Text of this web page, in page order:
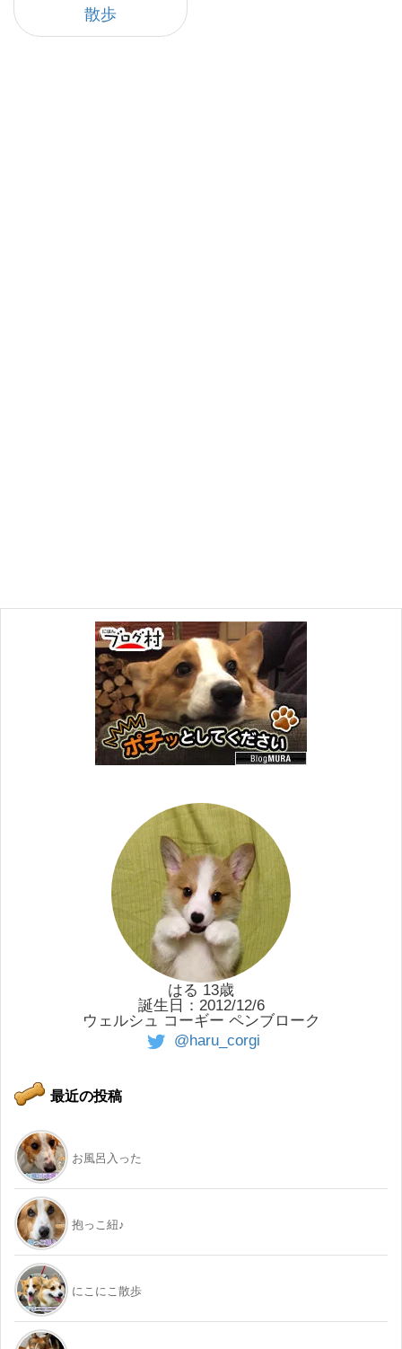
散歩
はる 13歳
誕生日：2012/12/6
ウェルシュ コーギー ペンブローク
@haru_corgi
最近の投稿
お風呂入った
抱っこ紐♪
にこにこ散歩